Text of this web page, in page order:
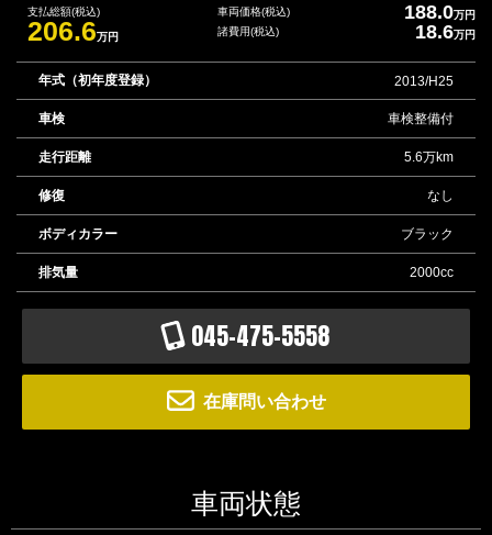
支払総額(税込)
206.6万円
車両価格(税込) 188.0万円
諸費用(税込) 18.6万円
年式（初年度登録） 2013/H25
車検 車検整備付
走行距離 5.6万km
修復 なし
ボディカラー ブラック
排気量 2000cc
045-475-5558
在庫問い合わせ
車両状態